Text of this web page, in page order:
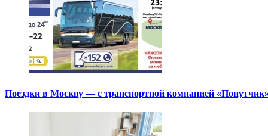
Поездки в Москву — с транспортной компанией «Попутчик»